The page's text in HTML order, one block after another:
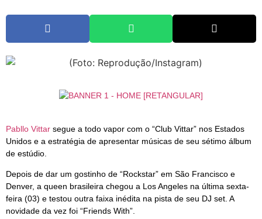
Pabllo Vittar segue a todo vapor com o “Club Vittar” nos Estados
Unidos e a estratégia de apresentar músicas de seu sétimo álbum
de estúdio.
Depois de dar um gostinho de “Rockstar” em São Francisco e
Denver, a queen brasileira chegou a Los Angeles na última sexta-
feira (03) e testou outra faixa inédita na pista de seu DJ set. A
novidade da vez foi “Friends With”.